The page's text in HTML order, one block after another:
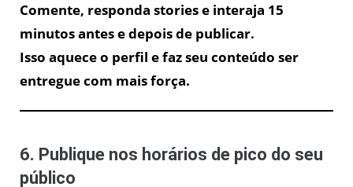
Comente, responda stories e interaja 15
minutos antes e depois de publicar.
Isso aquece o perfil e faz seu conteúdo ser
entregue com mais força.
6. Publique nos horários de pico do seu
público